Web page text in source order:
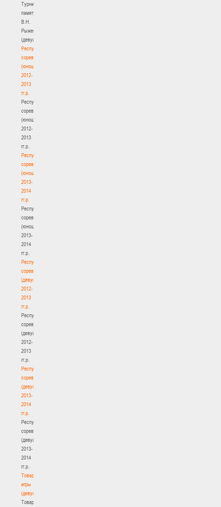
Турнир
памяти
В.Н.
Рыженкова
(девушки)
Республиканские
соревнования
(юноши)
2012-
2013
гг.р.
Республиканские
соревнования
(юноши)
2012-
2013
гг.р.
Республиканские
соревнования
(юноши)
2013-
2014
гг.р.
Республиканские
соревнования
(юноши)
2013-
2014
гг.р.
Республиканские
соревнования
(девушки)
2012-
2013
гг.р.
Республиканские
соревнования
(девушки)
2012-
2013
гг.р.
Республиканские
соревнования
(девушки)
2013-
2014
гг.р.
Республиканские
соревнования
(девушки)
2013-
2014
гг.р.
Товарищеские
игры
(девушки)
Товарищеские